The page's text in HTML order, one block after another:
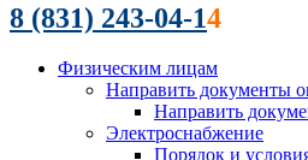
8 (831) 243-04-14
Физическим лицам
Направить документы
Направить
Электроснабжение
Порядок и